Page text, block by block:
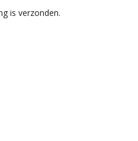
is verzonden.